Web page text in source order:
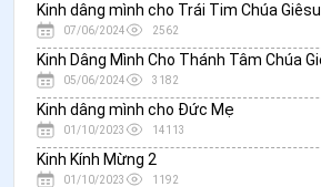
Kinh dâng mình cho Trái Tim Chúa Giêsu
07/06/2024 2562
05/06/2024 3182
Kinh dâng mình cho Đức Mẹ
01/10/2023 14113
Kinh Kính Mừng 2
01/10/2023 1192